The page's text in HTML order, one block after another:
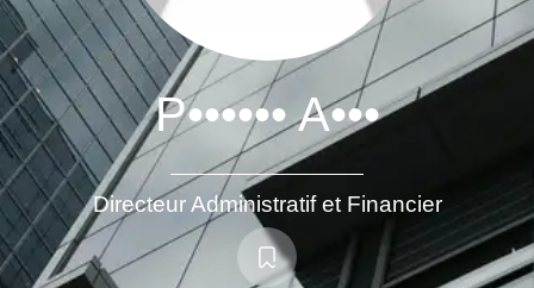
P•••••• A•••
Directeur Administratif et Financier